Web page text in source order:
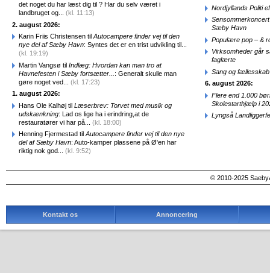
det noget du har læst dig til ? Har du selv været i
landbruget og... (kl. 11:13)
2. august 2026:
Karin Friis Christensen til Autocampere finder vej til den
nye del af Sæby Havn: Syntes det er en trist udvikling til...
(kl. 19:19)
Martin Vangsø til Indlæg: Hvordan kan man tro at
Havnefesten i Sæby fortsætter... : Generalt skulle man
gøre noget ved... (kl. 17:23)
1. august 2026:
Hans Ole Kalhøj til Læserbrev: Torvet med musik og
udskænkning: Lad os lige ha i erindring,at de
restauratører vi har på... (kl. 18:00)
Henning Fjermestad til Autocampere finder vej til den nye
del af Sæby Havn: Auto-kamper plassene på Ø'en har
riktig nok god... (kl. 9:52)
Nordjyllands Politi
Sæby Havn
Populære pop – &
Virksomheder går
faglærte
Sang og
6. august 2026:
Flere end 1.000
Skolestarthjælp i
Lyngså
© 2010-2025
Kontakt os Annoncering